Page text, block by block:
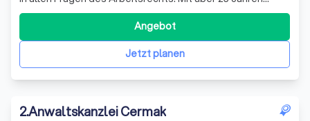
Erfahrung und spezialisiertem Fachwissen stehen wir
Ihnen in München zur Seite. Unser Team besteht aus
engagierten Anwälten, darunter eine Fachanwältin für
Arbeitsrecht mit langjähriger Praxiser
Jetzt planen
Angebot
2.Anwaltskanzlei Cermak